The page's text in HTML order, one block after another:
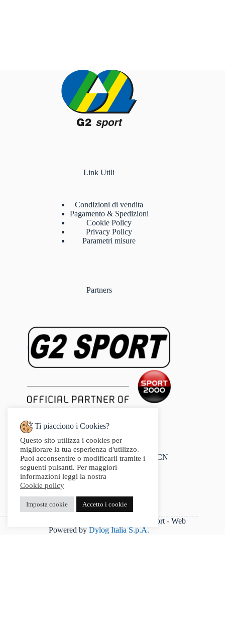
Link Utili
Condizioni di vendita
Pagamento & Spedizioni
Cookie Policy
Privacy Policy
Parametri misure
Partners
Indirizzo:
Via Audisio, 26, 12042 Bra CN
Telefono:
0172 412 414
Fax:
0172412414
P.IVA 03542250042 - Copyright 2025 G2Sport - Web
Powered byDylog Italia S.p.A.
Ti piacciono i Cookies?
Questo sito utilizza i cookies per
migliorare la tua esperienza d'utilizzo.
Puoi acconsentire o modificarli tramite i
seguenti pulsanti. Per maggiori
informazioni leggi la nostra
Cookie policy
Imposta cookie Accetto i cookie